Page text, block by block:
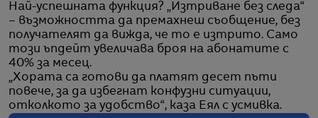
Най-успешната функция? „Изтриване без следа“
– възможността да премахнеш съобщение, без
получателят да вижда, че то е изтрито. Само
този ъпдейт увеличава броя на абонатите с
40% за месец.
„Хората са готови да платят десет пъти
повече, за да избегнат конфузни ситуации,
отколкото за удобство“, каза Еял с усмивка.